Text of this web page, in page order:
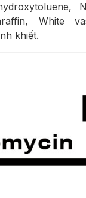
White
khiết.